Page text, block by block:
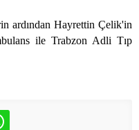
ardından Hayrettin Çelik'in
ile Trabzon Adli Tıp